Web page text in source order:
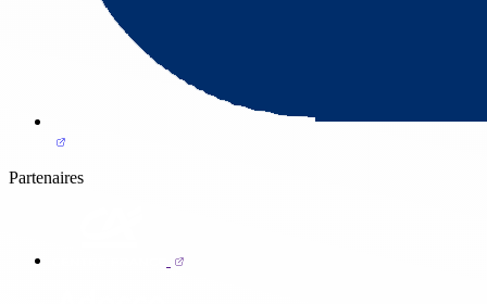
Partenaires